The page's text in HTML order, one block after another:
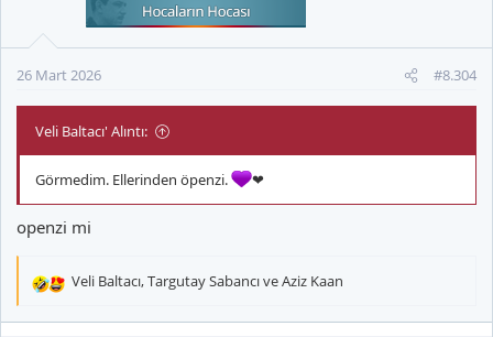
26 Mart 2026 #8.304
Veli Baltacı' Alıntı:
Görmedim. Ellerinden öpenzi. ❤
openzi mi
T
Veli Baltacı,Targutay SabancıveAziz Kaan